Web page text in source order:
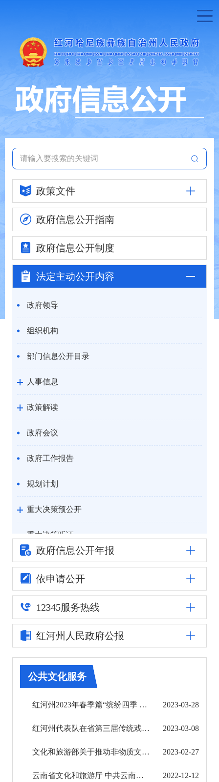
政策文件
政府信息公开指南
政府信息公开制度
法定主动公开内容
政府领导
组织机构
部门信息公开目录
人事信息
政策解读
政府会议
政府工作报告
规划计划
重大决策预公开
重大决策听证
统计信息
自然资源
公安司法
重点领域信息公开
权责清单
政府信息公开年报
依申请公开
12345服务热线
红河州人民政府公报
公共文化服务
红河州2023年春季篇“缤纷四季 歌舞红河”群众合唱音乐会惠民演出 2023-03-28
红河州代表队在省第三届传统戏剧曲艺汇演上获佳绩 2023-03-08
文化和旅游部关于推动非物质文化遗产与旅游深度融合发展的通知 2023-02-27
云南省文化和旅游厅 中共云南省委宣传部 云南省发展和改革委员会 关于公布云南省公共文化服务... 2022-12-12